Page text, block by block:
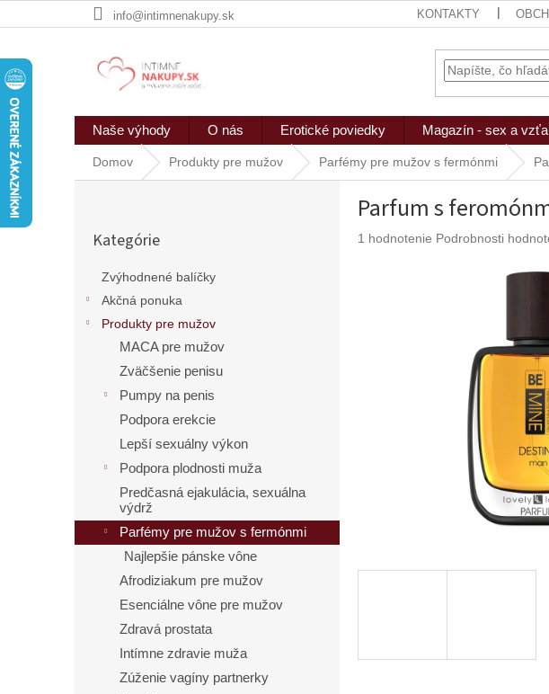
na
info@intimnenakupy.sk KONTAKTY
Naše výhody O nás Erotické poviedky Magazín - sex a
Domov Produkty pre mužov Parfémy pre mužov s fermónmi
kategórie
Kategórie
Zvýhodnené balíčky
Akčná ponuka
Produkty pre mužov
MACA pre mužov
Zväčšenie penisu
Pumpy na penis
Podpora erekcie
Lepší sexuálny výkon
Podpora plodnosti muža
Predčasná ejakulácia, sexuálna
výdrž
Parfémy pre mužov s fermónmi
Najlepšie pánske vône
Afrodiziakum pre mužov
Esenciálne vône pre mužov
Zdravá prostata
Intímne zdravie muža
Zúženie vagíny partnerky
Parfum s
Priemerné
1 hodnotenie Podrobnosti